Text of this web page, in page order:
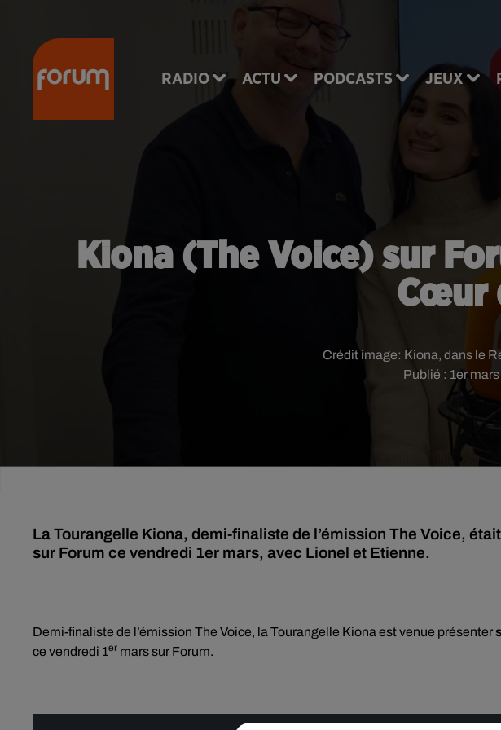
RADIO ACTU PODCASTS JEUX
Kiona (The Voice) sur
Cœur
Publié : 1er
Crédit image: Kiona, dans le
La Tourangelle Kiona, demi-finaliste de l’émission The Voice,
sur Forum ce vendredi 1er mars, avec Lionel et Etienne.
Demi-finaliste de l’émission The Voice, la Tourangelle Kiona est venue présenter
ce vendredi 1er mars sur Forum.